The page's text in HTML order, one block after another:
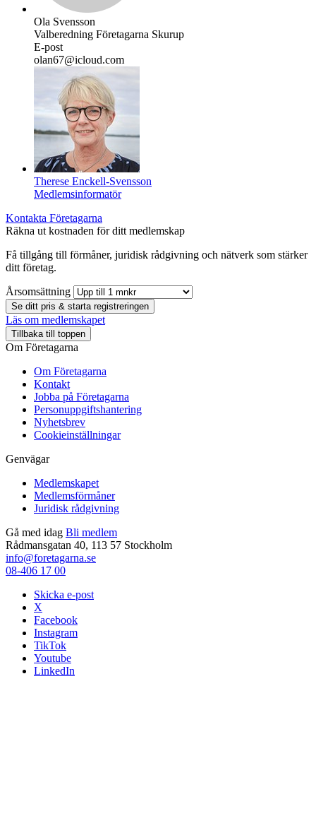
Ola Svensson
Valberedning Företagarna Skurup
E-post
olan67@icloud.com
Therese Enckell-Svensson
Medlemsinformatör
Kontakta Företagarna
Räkna ut kostnaden för ditt medlemskap
Få tillgång till förmåner, juridisk rådgivning och nätverk som stärker
ditt företag.
Årsomsättning
Se ditt pris & starta registreringen
Läs om medlemskapet
Tillbaka till toppen
Om Företagarna
Om Företagarna
Kontakt
Jobba på Företagarna
Personuppgiftshantering
Nyhetsbrev
Cookieinställningar
Genvägar
Medlemskapet
Medlemsförmåner
Juridisk rådgivning
Gå med idag Bli medlem
Rådmansgatan 40, 113 57 Stockholm
info@foretagarna.se
08-406 17 00
Skicka e-post
X
Facebook
Instagram
TikTok
Youtube
LinkedIn